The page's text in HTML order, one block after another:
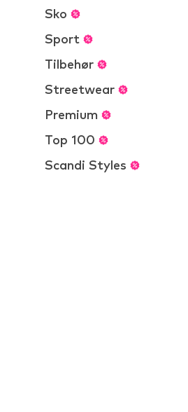
Sko
Sport
Tilbehør
Streetwear
Premium
Top 100
Scandi Styles